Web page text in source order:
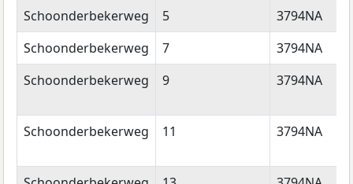
Straatnaam
Huisnummer Postcode
Schoonderbekerweg 5
3794NA
Schoonderbekerweg
7
3794NA
Schoonderbekerweg
9 3794NA
Schoonderbekerweg 11 3794NA